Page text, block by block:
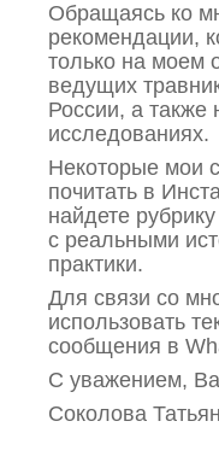
Обращаясь ко
рекомендации,
только на моем
ведущих
России, а также
исследованиях.
Некоторые мои
почитать в
найдете
с реальными
практики.
Для связи со
использовать
сообщения в
С уважением,
Соколова